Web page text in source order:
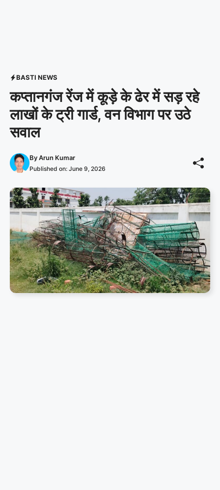
BASTI NEWS
कप्तानगंज रेंज में कूड़े के ढेर में सड़ रहे
लाखों के ट्री गार्ड, वन विभाग पर उठे
सवाल
ByArun Kumar
Published on: June 9, 2026